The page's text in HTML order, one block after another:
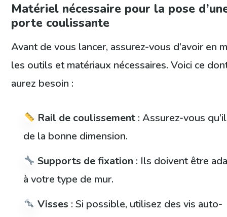
Matériel nécessaire pour la pose
porte coulissante
Avant de vous lancer, assurez-vous d’avoir en
les outils et matériaux nécessaires. Voici ce
aurez besoin :
Rail de coulissement : Assurez-vous
de la bonne dimension.
Supports de fixation : Ils doivent être
à votre type de mur.
Visses : Si possible, utilisez des vis auto-